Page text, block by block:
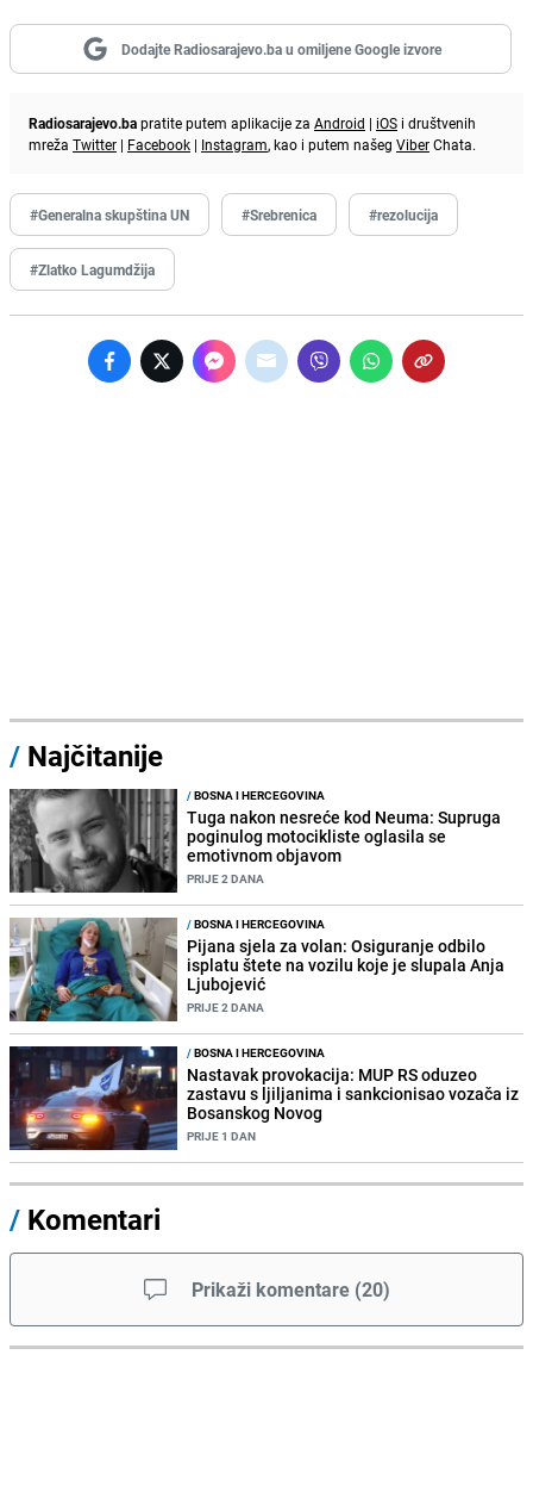
Dodajte Radiosarajevo.ba u omiljene Google izvore
Radiosarajevo.bapratite putem aplikacije za Android | iOS i društvenih
mreža Twitter | Facebook | Instagram, kao i putem našeg ViberChata.
#Generalna skupština UN #Srebrenica #rezolucija
#Zlatko Lagumdžija
/ Najčitanije
/BOSNA I HERCEGOVINA
Tuga nakon nesreće kod Neuma: Supruga
poginulog motocikliste oglasila se
emotivnom objavom
PRIJE 2 DANA
/BOSNA I HERCEGOVINA
Pijana sjela za volan: Osiguranje odbilo
isplatu štete na vozilu koje je slupala Anja
Ljubojević
PRIJE 2 DANA
/BOSNA I HERCEGOVINA
Nastavak provokacija: MUP RS oduzeo
zastavu s ljiljanima i sankcionisao vozača iz
Bosanskog Novog
PRIJE 1 DAN
/ Komentari
Prikaži komentare (20)